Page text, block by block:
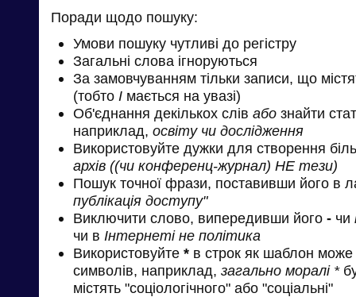
Поради щодо пошуку:
Умови пошуку чутливі до регістру
Загальні слова ігноруються
За замовчуванням тільки записи, що
(тобто І мається на увазі)
Об'єднання декількох слів або знайти
наприклад, освіту чи дослідження
Використовуйте дужки для створення
архів ((чи конференц-журнал) НЕ тези)
Пошук точної фрази, поставивши його в
публікація доступу"
Виключити слово, випередивши його - чи
чи в Інтернеті не політика
Використовуйте * в строк як шаблон може
символів, наприклад, загально моралі *
містять "соціологічного" або "соціальні"